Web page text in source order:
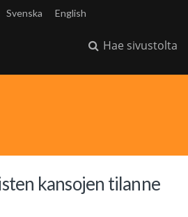
Svenska English
Hae sivustolta
kansojen tilanne